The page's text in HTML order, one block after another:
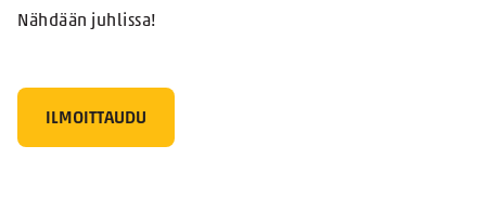
Nähdään juhlissa!
ILMOITTAUDU